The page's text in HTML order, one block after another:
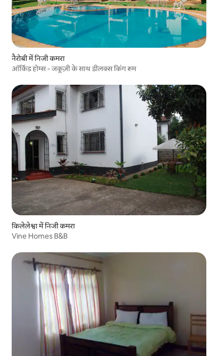
नैरोबी में निजी कमरा
ऑर्किड होम्स - जकूज़ी के साथ डीलक्स किंग रूम
किलेलेश्वा में निजी कमरा
Vine Homes B&B